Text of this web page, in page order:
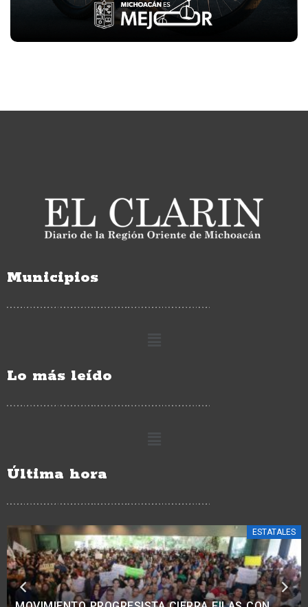
Municipios
Lo más leído
Última hora
ESTATALES